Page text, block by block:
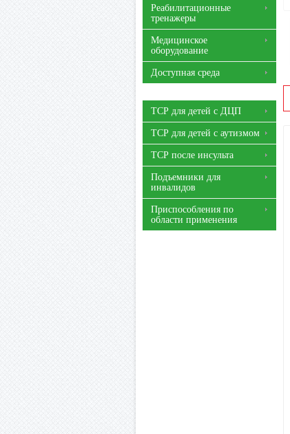
Реабилитационные
тренажеры
Медицинское
оборудование
Доступная среда
ТСР для детей с ДЦП
ТСР для детей с аутизмом
ТСР после инсульта
Подъемники для
инвалидов
Приспособления по
области применения